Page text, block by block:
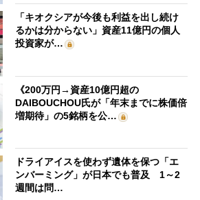
「キオクシアが今後も利益を出し続け
るかは分からない」資産11億円の個人
投資家が…
《200万円→資産10億円超の
DAIBOUCHOU氏が「年末までに株価倍
増期待」の5銘柄を公…
ドライアイスを使わず遺体を保つ「エ
ンバーミング」が日本でも普及 1～2
週間は問…